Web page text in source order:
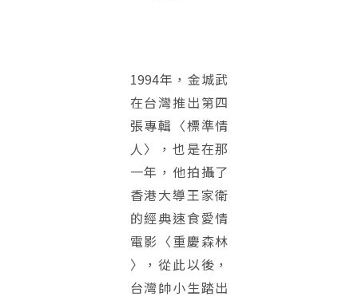
1994年，金城武
在台灣推出第四
張專輯〈標準情
人〉，也是在那
一年，他拍攝了
香港大導王家衛
的經典速食愛情
電影〈重慶森林
〉，從此以後，
台灣帥小生踏出